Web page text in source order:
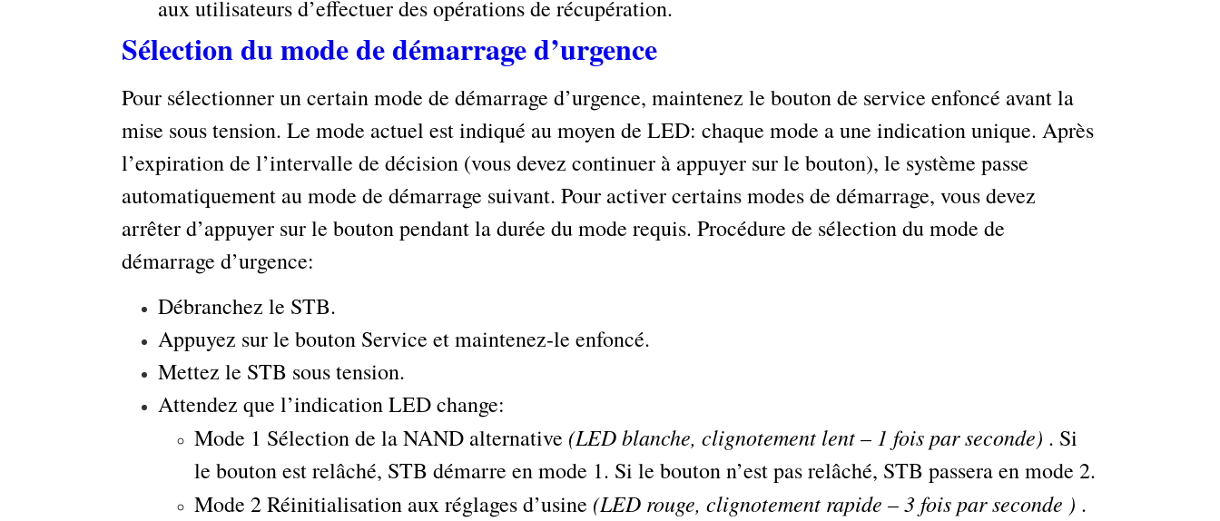
aux utilisateurs d’effectuer des opérations de récupération.
Sélection du mode de démarrage d’urgence
Pour sélectionner un certain mode de démarrage d’urgence, maintenez le bouton de service enfoncé avant la
mise sous tension. Le mode actuel est indiqué au moyen de LED: chaque mode a une indication unique. Après
l’expiration de l’intervalle de décision (vous devez continuer à appuyer sur le bouton), le système passe
automatiquement au mode de démarrage suivant. Pour activer certains modes de démarrage, vous devez
arrêter d’appuyer sur le bouton pendant la durée du mode requis. Procédure de sélection du mode de
démarrage d’urgence:
Débranchez le STB.
Appuyez sur le bouton Service et maintenez-le enfoncé.
Mettez le STB sous tension.
Attendez que l’indication LED change:
Mode 1 Sélection de la NAND alternative (LED blanche, clignotement lent – 1 fois par seconde) . Si
le bouton est relâché, STB démarre en mode 1. Si le bouton n’est pas relâché, STB passera en mode 2.
Mode 2 Réinitialisation aux réglages d’usine (LED rouge, clignotement rapide – 3 fois par seconde ) .